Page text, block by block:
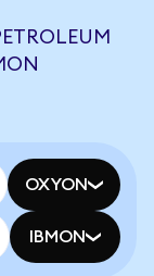
OXYON
IBMON